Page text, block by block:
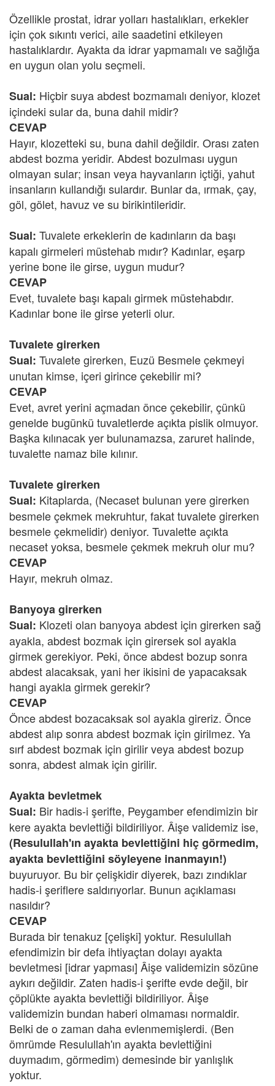
Özellikle prostat, idrar yolları hastalıkları, erkekler
için çok sıkıntı verici, aile saadetini etkileyen
hastalıklardır. Ayakta da idrar yapmamalı ve sağlığa
en uygun olan yolu seçmeli.
Sual: Hiçbir suya abdest bozmamalı deniyor, klozet
içindeki sular da, buna dahil midir?
CEVAP
Hayır, klozetteki su, buna dahil değildir. Orası zaten
abdest bozma yeridir. Abdest bozulması uygun
olmayan sular; insan veya hayvanların içtiği, yahut
insanların kullandığı sulardır. Bunlar da, ırmak, çay,
göl, gölet, havuz ve su birikintileridir.
Sual: Tuvalete erkeklerin de kadınların da başı
kapalı girmeleri müstehab mıdır? Kadınlar, eşarp
yerine bone ile girse, uygun mudur?
CEVAP
Evet, tuvalete başı kapalı girmek müstehabdır.
Kadınlar bone ile girse yeterli olur.
Tuvalete girerken
Sual: Tuvalete girerken, Euzü Besmele çekmeyi
unutan kimse, içeri girince çekebilir mi?
CEVAP
Evet, avret yerini açmadan önce çekebilir, çünkü
genelde bugünkü tuvaletlerde açıkta pislik olmuyor.
Başka kılınacak yer bulunamazsa, zaruret halinde,
tuvalette namaz bile kılınır.
Tuvalete girerken
Sual: Kitaplarda, (Necaset bulunan yere girerken
besmele çekmek mekruhtur, fakat tuvalete girerken
besmele çekmelidir) deniyor. Tuvalette açıkta
necaset yoksa, besmele çekmek mekruh olur mu?
CEVAP
Hayır, mekruh olmaz.
Banyoya girerken
Sual: Klozeti olan banyoya abdest için girerken sağ
ayakla, abdest bozmak için girersek sol ayakla
girmek gerekiyor. Peki, önce abdest bozup sonra
abdest alacaksak, yani her ikisini de yapacaksak
hangi ayakla girmek gerekir?
CEVAP
Önce abdest bozacaksak sol ayakla gireriz. Önce
abdest alıp sonra abdest bozmak için girilmez. Ya
sırf abdest bozmak için girilir veya abdest bozup
sonra, abdest almak için girilir.
Ayakta bevletmek
Sual: Bir hadis-i şerifte, Peygamber efendimizin bir
kere ayakta bevlettiği bildiriliyor. Âişe validemiz ise,
(Resulullah'ın ayakta bevlettiğini hiç görmedim,
ayakta bevlettiğini söyleyene inanmayın!)
buyuruyor. Bu bir çelişkidir diyerek, bazı zındıklar
hadis-i şeriflere saldırıyorlar. Bunun açıklaması
nasıldır?
CEVAP
Burada bir tenakuz [çelişki] yoktur. Resulullah
efendimizin bir defa ihtiyaçtan dolayı ayakta
bevletmesi [idrar yapması] Âişe validemizin sözüne
aykırı değildir. Zaten hadis-i şerifte evde değil, bir
çöplükte ayakta bevlettiği bildiriliyor. Âişe
validemizin bundan haberi olmaması normaldir.
Belki de o zaman daha evlenmemişlerdi. (Ben
ömrümde Resulullah'ın ayakta bevlettiğini
duymadım, görmedim) demesinde bir yanlışlık
yoktur.